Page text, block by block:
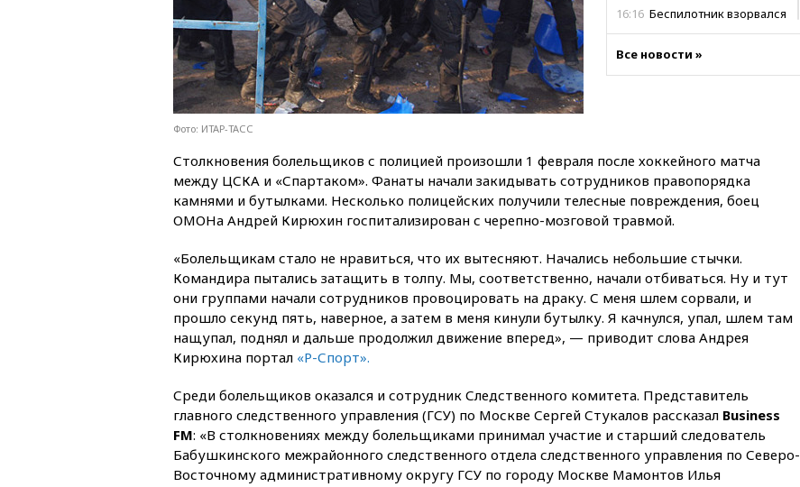
16:16 Беспилотник взорвался
15:25При атаке БПЛА в
14:43Турция ограничила
судоходство в Черном море
14:20Генпрокурором США
13:37 Пляжи Геленджика
закрыты из-за опасности БПЛА
Испания ввела
погранконтроль для
итальянских туристов
потушили
11:47Суд оставил под
арестом Rolls-Royce блогера
Лерчек
Все новости »
Фото: ИТАР-ТАСС
Столкновения болельщиков с полицией произошли 1 февраля после хоккейного матча
между ЦСКА и «Спартаком». Фанаты начали закидывать сотрудников правопорядка
камнями и бутылками. Несколько полицейских получили телесные повреждения, боец
ОМОНа Андрей Кирюхин госпитализирован с черепно-мозговой травмой.
«Болельщикам стало не нравиться, что их вытесняют. Начались небольшие стычки.
Командира пытались затащить в толпу. Мы, соответственно, начали отбиваться. Ну и тут
они группами начали сотрудников провоцировать на драку. С меня шлем сорвали, и
прошло секунд пять, наверное, а затем в меня кинули бутылку. Я качнулся, упал, шлем там
нащупал, поднял и дальше продолжил движение вперед», — приводит слова Андрея
Кирюхина портал «Р-Спорт».
Среди болельщиков оказался и сотрудник Следственного комитета. Представитель
главного следственного управления (ГСУ) по Москве Сергей Стукалов рассказал Business
FM: «В столкновениях между болельщиками принимал участие и старший следователь
Бабушкинского межрайонного следственного отдела следственного управления по Северо-
Восточному административному округу ГСУ по городу Москве Мамонтов Илья